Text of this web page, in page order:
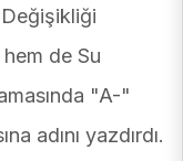
de Su
"A-"
adını yazdırdı.